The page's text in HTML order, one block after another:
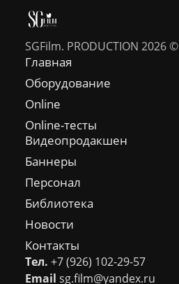
SGFilm. PRODUCTION 2026 ©
Главная
Оборудование
Online
Online-тесты
Видеопродакшен
Баннеры
Персонал
Библиотека
Новости
Контакты
Тел. +7 (926) 102-29-57
Email sg.film@yandex.ru